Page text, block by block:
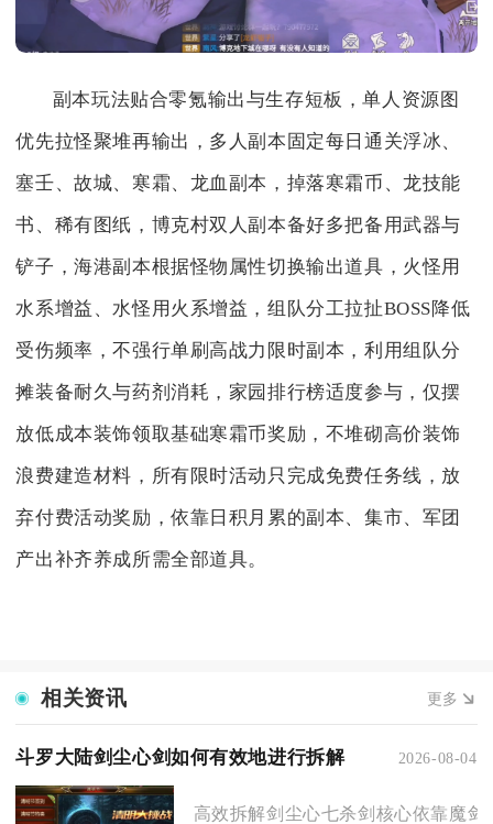
副本玩法贴合零氪输出与生存短板，单人资源图
优先拉怪聚堆再输出，多人副本固定每日通关浮冰、
塞壬、故城、寒霜、龙血副本，掉落寒霜币、龙技能
书、稀有图纸，博克村双人副本备好多把备用武器与
铲子，海港副本根据怪物属性切换输出道具，火怪用
水系增益、水怪用火系增益，组队分工拉扯BOSS降低
受伤频率，不强行单刷高战力限时副本，利用组队分
摊装备耐久与药剂消耗，家园排行榜适度参与，仅摆
放低成本装饰领取基础寒霜币奖励，不堆砌高价装饰
浪费建造材料，所有限时活动只完成免费任务线，放
弃付费活动奖励，依靠日积月累的副本、集市、军团
产出补齐养成所需全部道具。
相关资讯 更多
斗罗大陆剑尘心剑如何有效地进行拆解 2026-08-04
高效拆解剑尘心七杀剑核心依靠魔